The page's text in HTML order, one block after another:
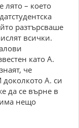
лято – което
разтърсваше
всички.
като А.
че
А. си
да се върне в
нещо